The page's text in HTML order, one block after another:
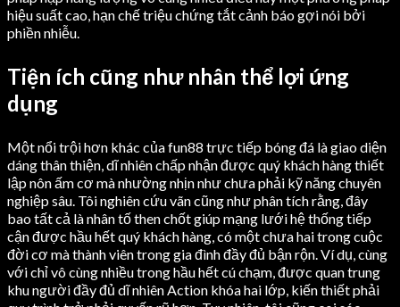
hiệu suất cao, hạn chế triệu chứng tắt cảnh báo gợi nói bởi
phiền nhiễu.
Tiện ích cũng như nhân thể lợi ứng
dụng
Một nổi trội hơn khác của fun88 trực tiếp bóng đá là giao diện
dáng thân thiện, dĩ nhiên chấp nhận được quý khách hàng thiết
lập nôn ấm cơ mà nhường nhịn như chưa phải kỹ năng chuyên
nghiệp sâu. Tôi nghiên cứu vãn cũng như phân tích rằng, đây
bao tất cả là nhân tố then chốt giúp mạng lưới hệ thống tiếp
cận được hầu hết quý khách hàng, có một chưa hai trong cuộc
đời cơ mà thành viên trong gia đình đầy đủ bận rộn. Ví dụ, cùng
với chỉ vô cùng nhiều trong hầu hết cú chạm, được quan trung
khu người đầy đủ dĩ nhiên Action khóa hai lớp, kiến thiết phải